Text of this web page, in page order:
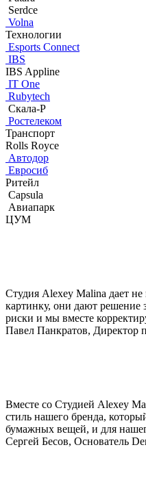
Serdce
Volna
Технологии
Esports Connect
IBS
IBS Appline
IT One
Rubytech
Скала-Р
Ростелеком
Транспорт
Rolls Royce
Автодор
Евросиб
Ритейл
Capsula
Авиапарк
ЦУМ
Студия Alexey Malina дает
картинку, они дают
риски и мы вместе
Павел Панкратов, Директор
Вместе со Студией Alexey
стиль нашего бренда,
бумажных вещей, и для
Сергей Бесов, Основатель